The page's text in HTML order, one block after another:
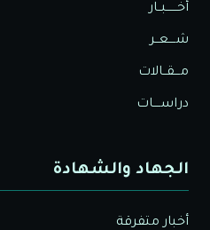
أخــــــبــار
شــــعــر
مـــقــالات
دراســــات
الجهاد والشهادة
أخبار متفرقة